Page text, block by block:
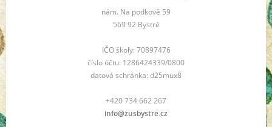
nám. Na podkově 59
569 92 Bystré
IČO školy: 70897476
číslo účtu: 1286424339/0800
datová schránka: d25mux8
+420 734 662 267
info@zusbystre.cz